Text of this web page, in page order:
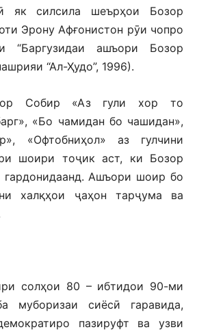
як силсила шеърҳои Бозор
Эрону Афғонистон рӯи чопро
“Баргузидаи ашъори Бозор
“Ал-Ҳудо”, 1996).
Собир «Аз гули хор то
«Бо чамидан бо чашидан»,
«Офтобниҳол» аз гулчини
шоири тоҷик аст, ки Бозор
Ашъори шоир бо
халқҳои ҷаҳон тарҷума ва
солҳои 80 – ибтидои 90-ми
муборизаи сиёсӣ гаравида,
пазируфт ва узви